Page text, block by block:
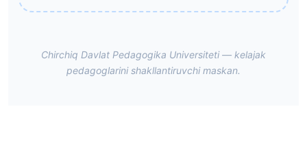
Chirchiq Davlat Pedagogika Universiteti — kelajak
pedagoglarini shakllantiruvchi maskan.